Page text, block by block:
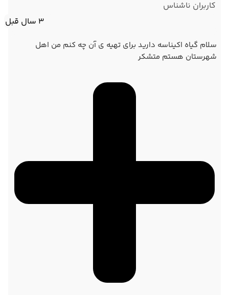
کاربران ناشناس
سلام گیاه اکیناسه دارید برای تهیه ی آن چه کنم من اهل
شهرستان هستم متشکر